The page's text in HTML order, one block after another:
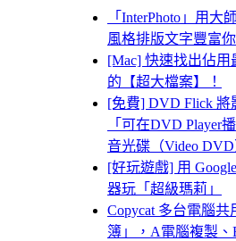
「InterPhoto」用大
風格排版文字豐富
[Mac] 快速找出佔用
的【超大檔案】！
[免費] DVD Flick 將
「可在DVD Player
音光碟（Video DVD
[好玩遊戲] 用
器玩「超級瑪莉」
Copycat 多台電腦共
簿」，A電腦複製、